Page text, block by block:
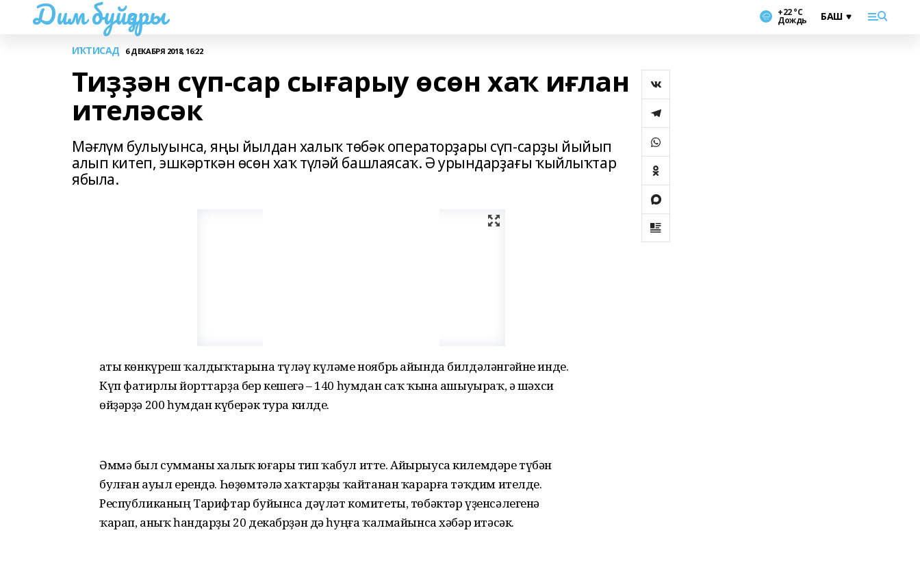
Дим буйҙары +22 °С
Дождь
ИҠТИСАД 6 ДЕКАБРЯ 2018, 16:22
Тиҙҙән сүп-сар сығарыу өсөн хаҡ иғлан
ителәсәк
Мәғлүм булыуынса, яңы йылдан халыҡ төбәк операторҙары сүп-сарҙы йыйып
алып китеп, эшкәрткән өсөн хаҡ түләй башлаясаҡ. Ә урындарҙағы ҡыйлыҡтар
ябыла.
Ҡаты көнкүреш ҡалдыҡтарына түләү күләме ноябрь айында билдәләнгәйне инде.
Күп фатирлы йорттарҙа бер кешегә – 140 һумдан саҡ ҡына ашыуыраҡ, ә шәхси
өйҙәрҙә 200 һумдан күберәк тура килде.
Әммә был сумманы халыҡ юғары тип ҡабул итте. Айырыуса килемдәре түбән
булған ауыл ерендә. Һөҙөмтәлә хаҡтарҙы ҡайтанан ҡарарға тәҡдим ителде.
Республиканың Тарифтар буйынса дәүләт комитеты, төбәктәр үҙенсәлегенә
ҡарап, аныҡ һандарҙы 20 декабрҙән дә һуңға ҡалмайынса хәбәр итәсәк.